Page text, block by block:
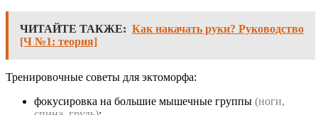
ЧИТАЙТЕ ТАКЖЕ: Как накачать руки? Руководство
[Ч №1: теория]
Тренировочные советы для эктоморфа:
фокусировка на большие мышечные группы (ноги,